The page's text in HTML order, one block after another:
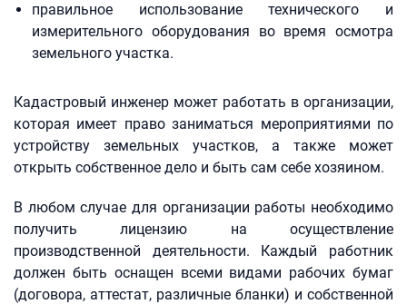
правильное использование технического и
измерительного оборудования во время осмотра
земельного участка.
Кадастровый инженер может работать в организации,
которая имеет право заниматься мероприятиями по
устройству земельных участков, а также может
открыть собственное дело и быть сам себе хозяином.
В любом случае для организации работы необходимо
получить лицензию на осуществление
производственной деятельности. Каждый работник
должен быть оснащен всеми видами рабочих бумаг
(договора, аттестат, различные бланки) и собственной